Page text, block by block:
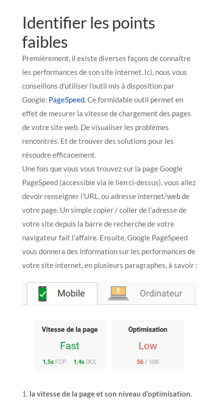
Identifier les points
faibles
Premièrement, il existe diverses façons de connaître
les performances de son site internet. Ici, nous vous
conseillons d’utiliser l’outil mis à disposition par
Google: PageSpeed. Ce formidable outil permet en
effet de mesurer la vitesse de chargement des pages
de votre site web. De visualiser les problèmes
rencontrés. Et de trouver des solutions pour les
résoudre efficacement.
Une fois que vous vous trouvez sur la page Google
PageSpeed (accessible via le lien ci-dessus), vous allez
devoir renseigner l’URL, ou adresse internet/web de
votre page. Un simple copier / coller de l’adresse de
votre site depuis la barre de recherche de votre
navigateur fait l’affaire. Ensuite, Google PageSpeed
vous donnera des information sur les performances de
votre site internet, en plusieurs paragraphes, à savoir :
la vitesse de la page et son niveau d’optimisation.